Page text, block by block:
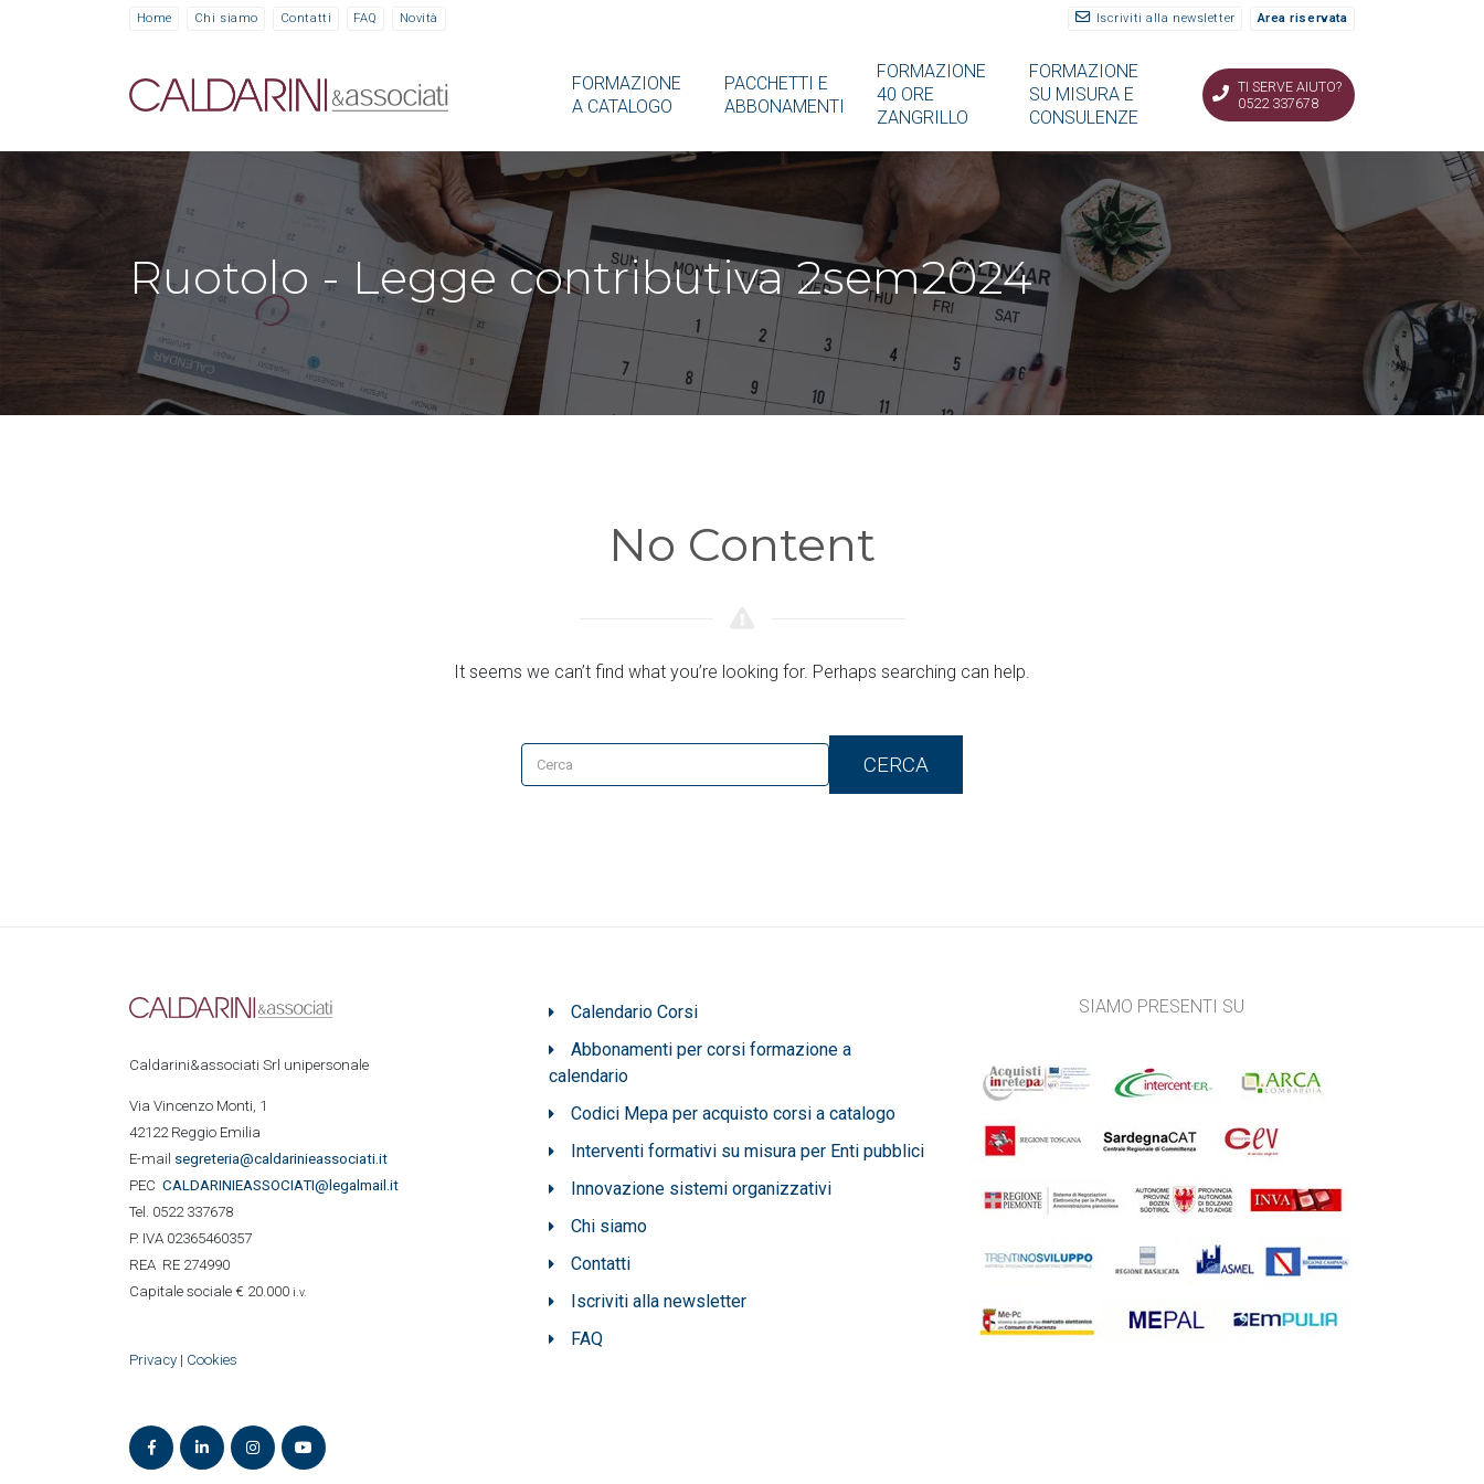
Home Chi siamo Contatti FAQ Novità Iscriviti alla newsletter Area riservata
FORMAZIONE
A CATALOGO
PACCHETTI E
ABBONAMENTI
FORMAZIONE
40 ORE
ZANGRILLO
FORMAZIONE
SU MISURA E
CONSULENZE
TI SERVE AIUTO?
0522 337678
Ruotolo - Legge contributiva 2sem2024
No Content
It seems we can’t find what you’re looking for. Perhaps searching can help.
CERCA
Caldarini&associati Srl unipersonale
Via Vincenzo Monti, 1
42122 Reggio Emilia
E-mail segreteria@caldarinieassociati.it
PEC CALDARINIEASSOCIATI@legalmail.it
Tel. 0522 337678
P. IVA 02365460357
REA RE 274990
Capitale sociale € 20.000 i.v.
Privacy | Cookies
Calendario Corsi
Abbonamenti per corsi formazione a
calendario
Codici Mepa per acquisto corsi a catalogo
Interventi formativi su misura per Enti pubblici
Innovazione sistemi organizzativi
Chi siamo
Contatti
Iscriviti alla newsletter
FAQ
SIAMO PRESENTI SU